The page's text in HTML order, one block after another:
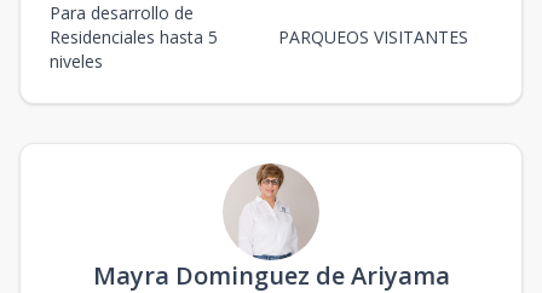
Para desarrollo de
Residenciales hasta 5
niveles
PARQUEOS VISITANTES
Mayra Dominguez de Ariyama